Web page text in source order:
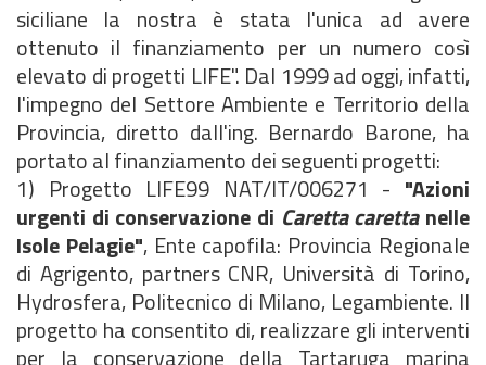
siciliane la nostra è stata l'unica ad avere
ottenuto il finanziamento per un numero così
elevato di progetti LIFE". Dal 1999 ad oggi, infatti,
l'impegno del Settore Ambiente e Territorio della
Provincia, diretto dall'ing. Bernardo Barone, ha
portato al finanziamento dei seguenti progetti:
1) Progetto LIFE99 NAT/IT/006271 - "Azioni
urgenti di conservazione di Caretta carettanelle
Isole Pelagie", Ente capofila: Provincia Regionale
di Agrigento, partners CNR, Università di Torino,
Hydrosfera, Politecnico di Milano, Legambiente. Il
progetto ha consentito di, realizzare gli interventi
per la conservazione della Tartaruga marina